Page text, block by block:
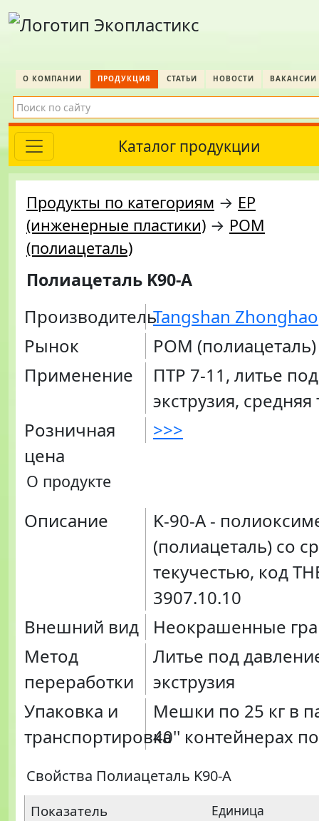
О КОМПАНИИ ПРОДУКЦИЯ СТАТЬИ НОВОСТИ ВАКАНСИИ
Каталог продукции
Продукты по категориям → EP
(инженерные пластики) → POM
(полиацеталь)
Полиацеталь K90-A
ПроизводительTangshan Zhonghao
Рынок
POM (полиацеталь)
Применение
ПТР 7-11, литье
экструзия, средняя
Розничная
цена
>>>
О продукте
Описание
K-90-A -
(полиацеталь) со
текучестью, код
3907.10.10
Внешний вид
Неокрашенные
Метод
переработки
Литье под
экструзия
Упаковка и
транспортировка
Мешки по 25 кг в
40'' контейнерах
Свойства Полиацеталь K90-A
Показатель Единица